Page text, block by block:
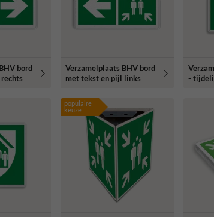
bord
Verzamelplaats BHV bord
met tekst en pijl links
-
populaire
keuze